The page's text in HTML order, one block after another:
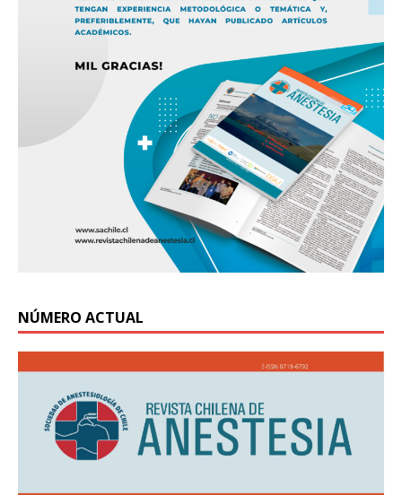
NÚMERO ACTUAL